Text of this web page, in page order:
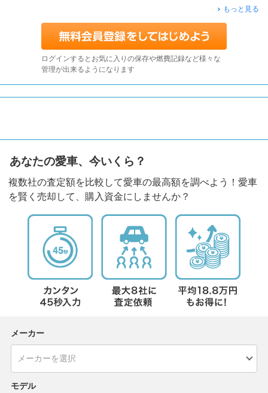
もっと見る
ログインするとお気に入りの保存や燃費記録など様々な
管理が出来るようになります
あなたの愛車、今いくら？
複数社の査定額を比較して愛車の最高額を調べよう！愛車
を賢く売却して、購入資金にしませんか？
メーカー
モデル